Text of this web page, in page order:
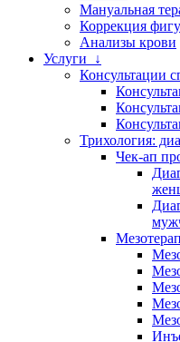
Мануальная
Коррекция
Анализы крови
Услуги ↓
Консультации
Трихология:
Чек-ап